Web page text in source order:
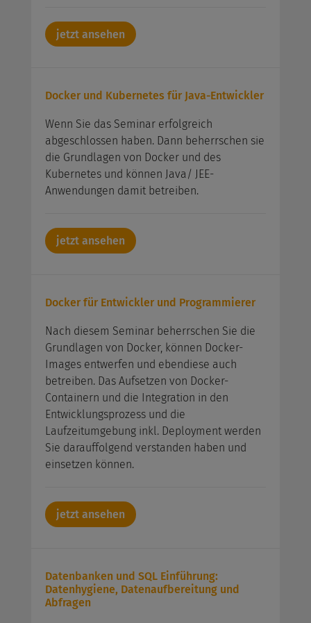
jetzt ansehen
Docker und Kubernetes für Java-Entwickler
Wenn Sie das Seminar erfolgreich
abgeschlossen haben. Dann beherrschen sie
die Grundlagen von Docker und des
Kubernetes und können Java/ JEE-
Anwendungen damit betreiben.
jetzt ansehen
Docker für Entwickler und Programmierer
Nach diesem Seminar beherrschen Sie die
Grundlagen von Docker, können Docker-
Images entwerfen und ebendiese auch
betreiben. Das Aufsetzen von Docker-
Containern und die Integration in den
Entwicklungsprozess und die
Laufzeitumgebung inkl. Deployment werden
Sie darauffolgend verstanden haben und
einsetzen können.
jetzt ansehen
Datenbanken und SQL Einführung:
Datenhygiene, Datenaufbereitung und
Abfragen